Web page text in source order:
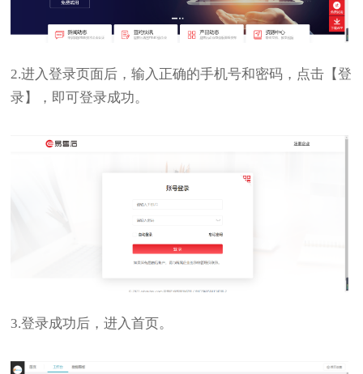
2.进入登录页面后，输入正确的手机号和密码，点击【登
录】，即可登录成功。
3.登录成功后，进入首页。